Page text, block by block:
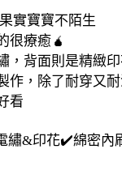
實寶寶不陌生
很療癒🧉
，背面則是精緻
作，除了耐穿又
看
繡&印花✔️綿密內